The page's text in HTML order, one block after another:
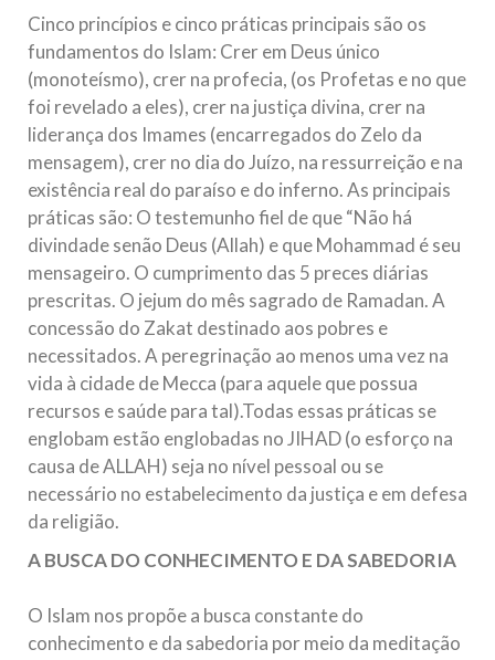
Cinco princípios e cinco práticas principais são os
fundamentos do Islam: Crer em Deus único
(monoteísmo), crer na profecia, (os Profetas e no que
foi revelado a eles), crer na justiça divina, crer na
liderança dos Imames (encarregados do Zelo da
mensagem), crer no dia do Juízo, na ressurreição e na
existência real do paraíso e do inferno. As principais
práticas são: O testemunho fiel de que “Não há
divindade senão Deus (Allah) e que Mohammad é seu
mensageiro. O cumprimento das 5 preces diárias
prescritas. O jejum do mês sagrado de Ramadan. A
concessão do Zakat destinado aos pobres e
necessitados. A peregrinação ao menos uma vez na
vida à cidade de Mecca (para aquele que possua
recursos e saúde para tal).Todas essas práticas se
englobam estão englobadas no JIHAD (o esforço na
causa de ALLAH) seja no nível pessoal ou se
necessário no estabelecimento da justiça e em defesa
da religião.
A BUSCA DO CONHECIMENTO E DA SABEDORIA
O Islam nos propõe a busca constante do
conhecimento e da sabedoria por meio da meditação